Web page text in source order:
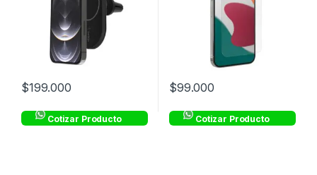
$199.000
Cotizar Producto
$99.000
Cotizar Producto